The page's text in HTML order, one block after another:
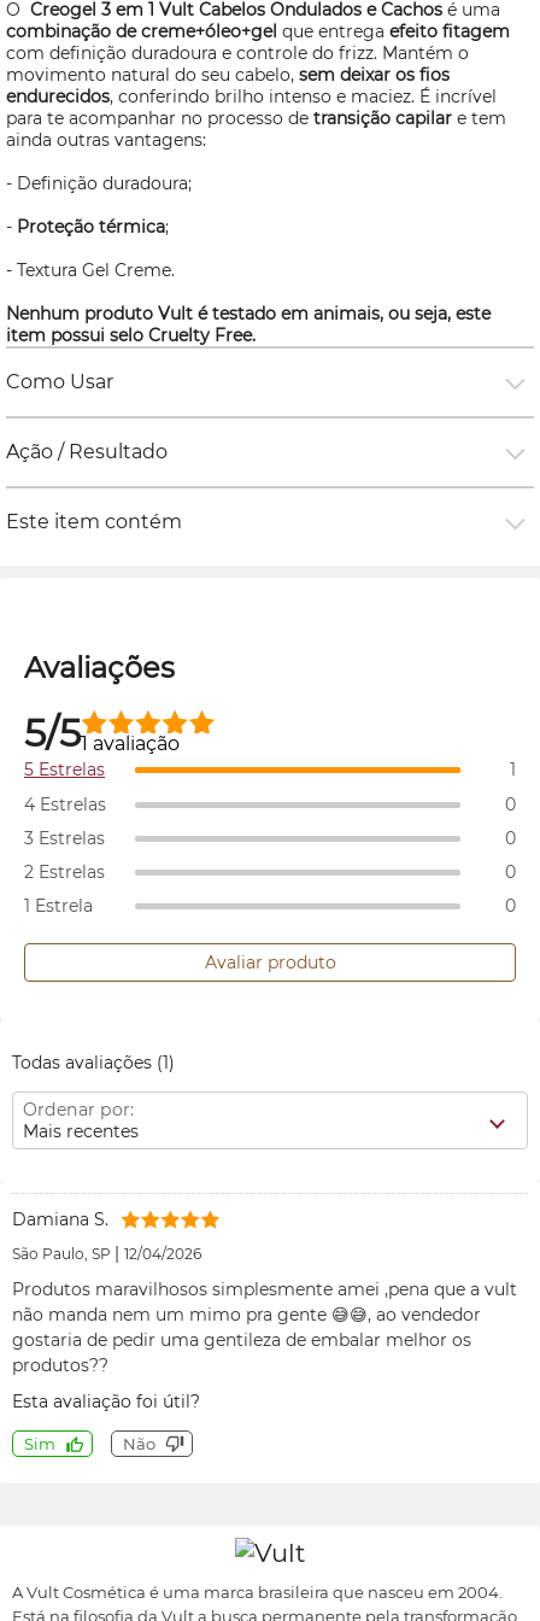
O Creogel 3 em 1 Vult Cabelos Ondulados e Cachos é uma
combinação de creme+óleo+gel que entrega efeito fitagem
com definição duradoura e controle do frizz. Mantém o
movimento natural do seu cabelo, sem deixar os fios
endurecidos, conferindo brilho intenso e maciez. É incrível
para te acompanhar no processo de transição capilar e tem
ainda outras vantagens:
- Definição duradoura;
- Proteção térmica;
- Textura Gel Creme.
Nenhum produto Vult é testado em animais, ou seja, este
item possui selo Cruelty Free.
Como Usar
Ação / Resultado
Este item contém
Avaliações
5/51 avaliação
5 Estrelas
1
4 Estrelas
0
3 Estrelas
0
2 Estrelas
0
1 Estrela
0
Avaliar produto
Todas avaliações (1)
Ordenar por:
Mais recentes
Damiana S.
São Paulo, SP | 12/04/2026
Produtos maravilhosos simplesmente amei ,pena que a vult
não manda nem um mimo pra gente 😅😅, ao vendedor
gostaria de pedir uma gentileza de embalar melhor os
produtos??
Esta avaliação foi útil?
Sim Não
A Vult Cosmética é uma marca brasileira que nasceu em 2004.
Está na filosofia da Vult a busca permanente pela transformação